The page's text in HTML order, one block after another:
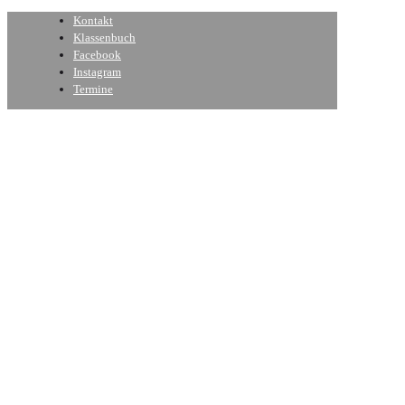
Kontakt
Klassenbuch
Facebook
Instagram
Termine